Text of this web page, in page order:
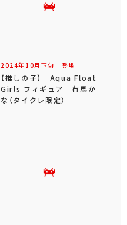
2024年 10月 下旬 登場
【推しの子】 Aqua Float
Girls フィギュア 有馬か
な（タイクレ限定）